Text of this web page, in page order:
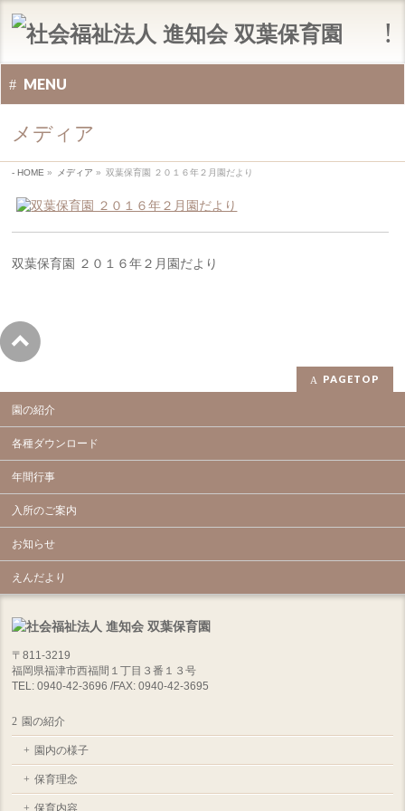
MENU
メディア
HOME » メディア » 双葉保育園 ２０１６年２月園だより
双葉保育園 ２０１６年２月園だより
PAGETOP
園の紹介
各種ダウンロード
年間行事
入所のご案内
お知らせ
えんだより
〒811-3219
福岡県福津市西福間１丁目３番１３号
TEL: 0940-42-3696 /FAX: 0940-42-3695
園の紹介
園内の様子
保育理念
保育内容